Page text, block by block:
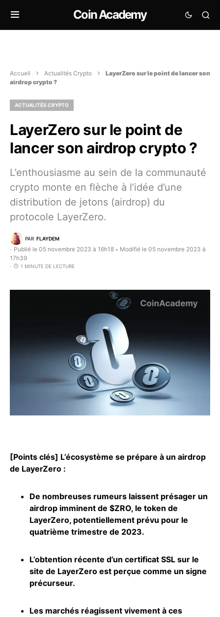
Coin Academy
Accueil Actualités Crypto
LayerZero sur le point de lancer son
airdrop crypto ?
ACTUALITÉS CRYPTO
LayerZero sur le point de
lancer son airdrop crypto ?
L’enthousiasme au sein de la communauté
crypto monte en flèche à l’idée d’une
distribution de jetons (airdrop) du
protocole LayerZero.
PAR FLAYDEM
Publié le 05 novembre 2023 à 16h18 • Modifié le 05 novembre 2023 à
17h39
1 MINUTE DE LECTURE
[Points clés] L’écosystème se prépare à un airdrop
de LayerZero :
De nombreuses rumeurs laissent présager un
airdrop imminent de $ZRO, le token de
LayerZero, potentiellement prévu pour le
quatrième trimestre de 2023.
L’obtention récente d’un certificat SSL sur le
site de LayerZero est perçue comme un signe
précurseur.
Les marchés réagissent vivement à ces